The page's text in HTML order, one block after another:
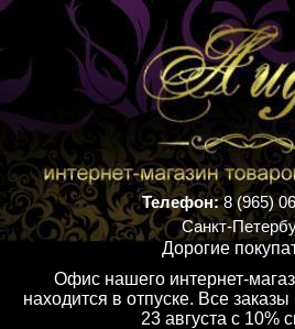
Телефон:8 (965)
Санкт-
Дорогие
Офис нашего интернет-
находится в отпуске. Все
23 августа с 10%